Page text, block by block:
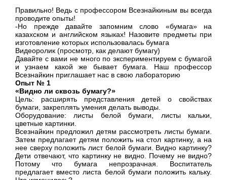
Правильно! Ведь с профессором Всезнайкиным вы всегда
проводите опыты!
-Но прежде давайте запомним слово «бумага» на
казахском и английском языках! Назовите предметы при
изготовление которых использовалась бумага
Видеоролик (просмотр, как делают бумагу)
Давайте с вами не много по экспериментируем с бумагой
и узнаем какой же бывает бумага. Наш профессор
Всезнайкин приглашает нас в свою лабораторию
Опыт № 1
«Видно ли сквозь бумагу?»
Цель: расширять представления детей о свойствах
бумаги, закреплять умения делать выводы.
Оборудование: листы белой бумаги, листы кальки,
цветные картинки.
Всезнайкин предложил детям рассмотреть листы бумаги.
Затем предлагает детям положить на стол картинку, а на
нее сверху положить лист белой бумаги. Видно картинку?
Дети отвечают, что картинку не видно. Почему не видно?
Потому что бумага непрозрачная. Воспитатель
предлагает вместо листа белой бумаги положить кальку.